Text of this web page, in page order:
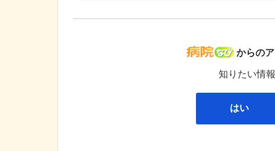
病院なび
からの
知りたい情
はい